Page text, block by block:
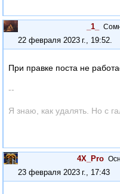
_1_
22 февраля 2023 г., 19:52.
При правке поста не
--
Я знаю, как удалять. Но с
4X_Pro
23 февраля 2023 г., 17:43